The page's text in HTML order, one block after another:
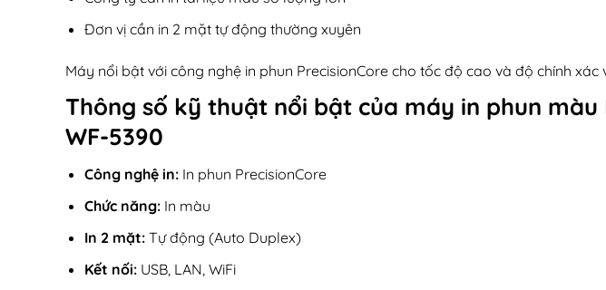
Đơn vị cần in 2 mặt tự động thường xuyên
Máy nổi bật với công nghệ in phun PrecisionCore cho tốc độ cao và độ chính xác
Thông số kỹ thuật nổi bật của máy in phun màu
WF-5390
Công nghệ in:In phun PrecisionCore
Chức năng:In màu
In 2 mặt:Tự động (Auto Duplex)
Kết nối:USB, LAN, WiFi